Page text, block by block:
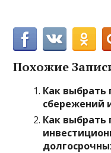
Похожие
Как
сбережений
Как